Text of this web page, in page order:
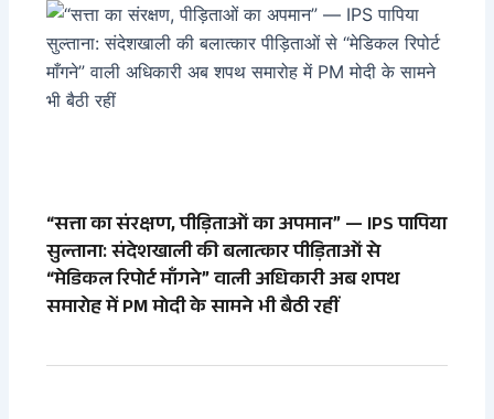
“सत्ता का संरक्षण, पीड़िताओं का अपमान” — IPS पापिया
सुल्ताना: संदेशखाली की बलात्कार पीड़िताओं से
“मेडिकल रिपोर्ट माँगने” वाली अधिकारी अब शपथ
समारोह में PM मोदी के सामने भी बैठी रहीं